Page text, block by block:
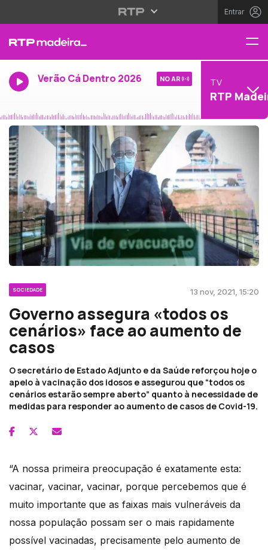
Entrar
Verão Cá Dentro 2026 NO AR TV
RTP
SOCIEDADE 13 nov, 2021, 15:20
Governo assegura «todos os
cenários» face ao aumento de
casos
O secretário de Estado Adjunto e da Saúde reforçou hoje o
apelo à vacinação dos idosos e assegurou que “todos os
cenários estarão sempre aberto” quanto à necessidade de
medidas para responder ao aumento de casos de Covid-19.
“A nossa primeira preocupação é exatamente esta:
vacinar, vacinar, vacinar, porque percebemos que é
muito importante que as faixas mais vulneráveis da
nossa população possam ser o mais rapidamente
possível vacinadas, precisamente pelo aumento de